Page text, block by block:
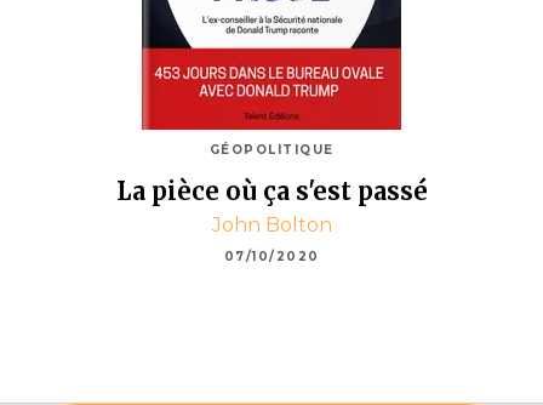
GÉOPOLITIQUE
La pièce où ça s'est passé
John Bolton
07/10/2020